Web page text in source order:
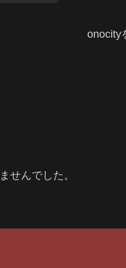
onocity
せんでした。